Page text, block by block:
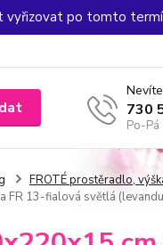
po tomto
730
Po-
FROTÉ prostěradlo,
FR 13-fialová světlá